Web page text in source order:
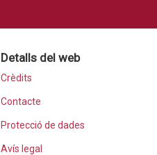
Detalls del web
Crèdits
Contacte
Protecció de dades
Avís legal